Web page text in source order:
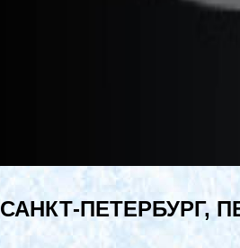
САНКТ-ПЕТЕРБУРГ,